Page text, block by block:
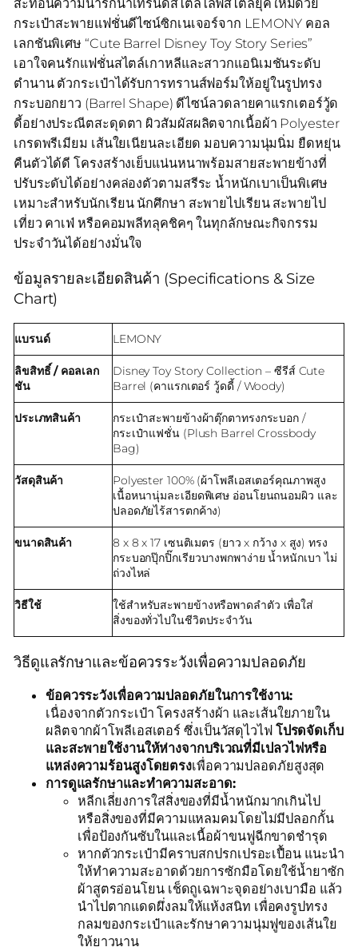
สะท้อนความน่ารักนำเทรนด์สไตล์ไลฟ์สไตล์ยุคใหม่ด้วย
กระเป๋าสะพายแฟชั่นดีไซน์ซิกเนเจอร์จาก LEMONY คอล
เลกชันพิเศษ “Cute Barrel Disney Toy Story Series”
เอาใจคนรักแฟชั่นสไตล์เกาหลีและสาวกแอนิเมชันระดับ
ตำนาน ตัวกระเป๋าได้รับการทรานส์ฟอร์มให้อยู่ในรูปทรง
กระบอกยาว (Barrel Shape) ดีไซน์ลวดลายคาแรกเตอร์วู้ด
ดี้อย่างประณีตสะดุดตา ผิวสัมผัสผลิตจากเนื้อผ้า Polyester
เกรดพรีเมียม เส้นใยเนียนละเอียด มอบความนุ่มนิ่ม ยืดหยุ่น
คืนตัวได้ดี โครงสร้างเย็บแน่นหนาพร้อมสายสะพายข้างที่
ปรับระดับได้อย่างคล่องตัวตามสรีระ น้ำหนักเบาเป็นพิเศษ
เหมาะสำหรับนักเรียน นักศึกษา สะพายไปเรียน สะพายไป
เที่ยว คาเฟ่ หรือคอมพลีทลุคชิคๆ ในทุกลักษณะกิจกรรม
ประจำวันได้อย่างมั่นใจ
ข้อมูลรายละเอียดสินค้า (Specifications & Size
Chart)
แบรนด์ LEMONY
ลิขสิทธิ์ / คอลเลก
ชัน
Disney Toy Story Collection – ซีรีส์ Cute
Barrel (คาแรกเตอร์ วู้ดดี้ / Woody)
ประเภทสินค้า
กระเป๋าสะพายข้างผ้าตุ๊กตาทรงกระบอก /
กระเป๋าแฟชั่น (Plush Barrel Crossbody
Bag)
วัสดุสินค้า
Polyester 100% (ผ้าโพลีเอสเตอร์คุณภาพสูง
เนื้อหนานุ่มละเอียดพิเศษ อ่อนโยนถนอมผิว และ
ปลอดภัยไร้สารตกค้าง)
ขนาดสินค้า
8 x 8 x 17 เซนติเมตร (ยาว x กว้าง x สูง) ทรง
กระบอกปุ๊กปิ๊กเรียวบางพกพาง่าย น้ำหนักเบา ไม่
ถ่วงไหล่
วิธีใช้
ใช้สำหรับสะพายข้างหรือพาดลำตัว เพื่อใส่
สิ่งของทั่วไปในชีวิตประจำวัน
วิธีดูแลรักษาและข้อควรระวังเพื่อความปลอดภัย
ข้อควรระวังเพื่อความปลอดภัยในการใช้งาน:
เนื่องจากตัวกระเป๋า โครงสร้างผ้า และเส้นใยภายใน
ผลิตจากผ้าโพลีเอสเตอร์ ซึ่งเป็นวัสดุไวไฟ โปรดจัดเก็บ
และสะพายใช้งานให้ห่างจากบริเวณที่มีเปลวไฟหรือ
แหล่งความร้อนสูงโดยตรงเพื่อความปลอดภัยสูงสุด
การดูแลรักษาและทำความสะอาด:
หลีกเลี่ยงการใส่สิ่งของที่มีน้ำหนักมากเกินไป
หรือสิ่งของที่มีความแหลมคมโดยไม่มีปลอกกั้น
เพื่อป้องกันซับในและเนื้อผ้าขนฟูฉีกขาดชำรุด
หากตัวกระเป๋ามีคราบสกปรกเปรอะเปื้อน แนะนำ
ให้ทำความสะอาดด้วยการซักมือโดยใช้น้ำยาซัก
ผ้าสูตรอ่อนโยน เช็ดถูเฉพาะจุดอย่างเบามือ แล้ว
นำไปตากแดดผึ่งลมให้แห้งสนิท เพื่อคงรูปทรง
กลมของกระเป๋าและรักษาความนุ่มฟูของเส้นใย
ให้ยาวนาน